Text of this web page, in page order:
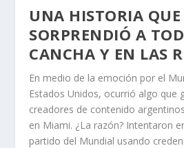
UNA HISTORIA QUE
SORPRENDIÓ A
CANCHA Y EN LAS
En medio de la emoción por el
Estados Unidos, ocurrió algo que
creadores de contenido
en Miami. ¿La razón? Intentaron
partido del Mundial usando